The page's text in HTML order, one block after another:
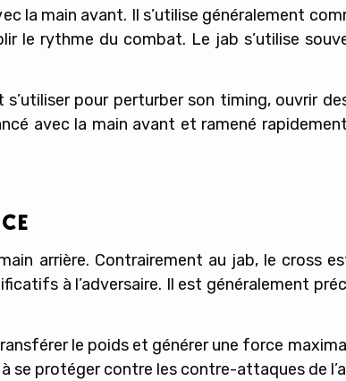
la main avant. Il s’utilise généralement
le rythme du combat. Le jab s’utilise
pour perturber son timing, ouvrir
avec la main avant et ramené
arrière. Contrairement au jab, le cross
à l’adversaire. Il est généralement
le poids et générer une force
se protéger contre les contre-attaques de